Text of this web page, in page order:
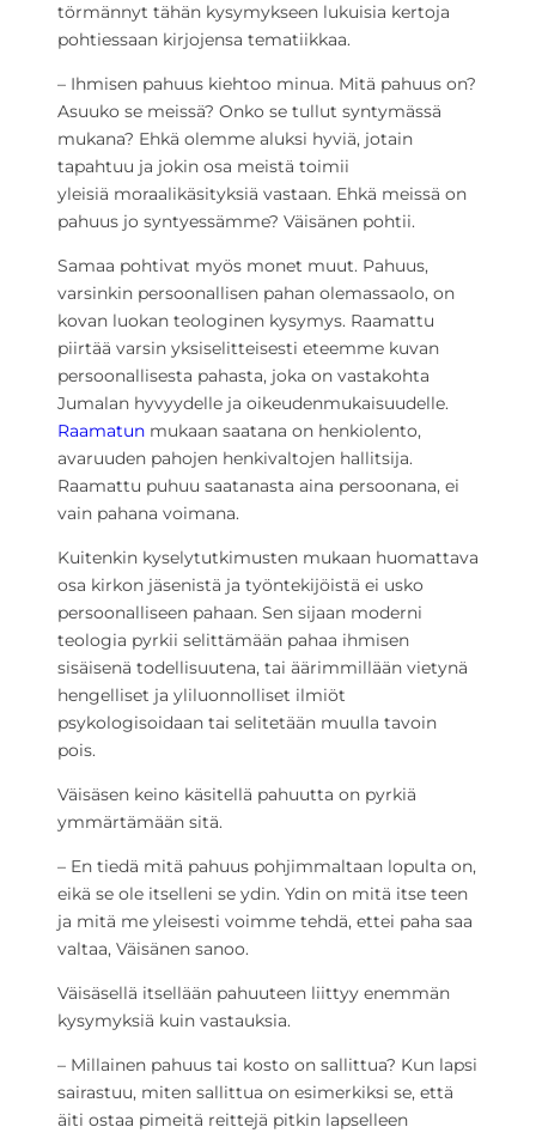
törmännyt tähän kysymykseen lukuisia kertoja
pohtiessaan kirjojensa tematiikkaa.
– Ihmisen pahuus kiehtoo minua. Mitä pahuus on?
Asuuko se meissä? Onko se tullut syntymässä
mukana? Ehkä olemme aluksi hyviä, jotain
tapahtuu ja jokin osa meistä toimii
yleisiä moraalikäsityksiä vastaan. Ehkä meissä on
pahuus jo syntyessämme? Väisänen pohtii.
Samaa pohtivat myös monet muut. Pahuus,
varsinkin persoonallisen pahan olemassaolo, on
kovan luokan teologinen kysymys. Raamattu
piirtää varsin yksiselitteisesti eteemme kuvan
persoonallisesta pahasta, joka on vastakohta
Jumalan hyvyydelle ja oikeudenmukaisuudelle.
Raamatun mukaan saatana on henkiolento,
avaruuden pahojen henkivaltojen hallitsija.
Raamattu puhuu saatanasta aina persoonana, ei
vain pahana voimana.
Kuitenkin kyselytutkimusten mukaan huomattava
osa kirkon jäsenistä ja työntekijöistä ei usko
persoonalliseen pahaan. Sen sijaan moderni
teologia pyrkii selittämään pahaa ihmisen
sisäisenä todellisuutena, tai äärimmillään vietynä
hengelliset ja yliluonnolliset ilmiöt
psykologisoidaan tai selitetään muulla tavoin
pois.
Väisäsen keino käsitellä pahuutta on pyrkiä
ymmärtämään sitä.
– En tiedä mitä pahuus pohjimmaltaan lopulta on,
eikä se ole itselleni se ydin. Ydin on mitä itse teen
ja mitä me yleisesti voimme tehdä, ettei paha saa
valtaa, Väisänen sanoo.
Väisäsellä itsellään pahuuteen liittyy enemmän
kysymyksiä kuin vastauksia.
– Millainen pahuus tai kosto on sallittua? Kun lapsi
sairastuu, miten sallittua on esimerkiksi se, että
äiti ostaa pimeitä reittejä pitkin lapselleen